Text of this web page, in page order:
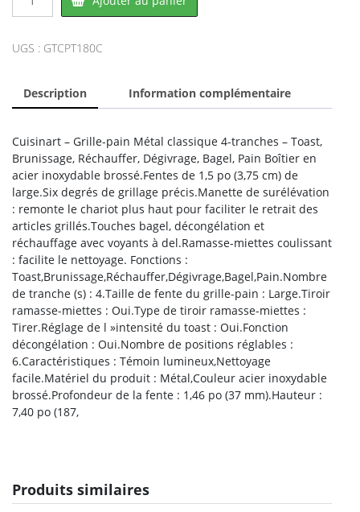
CPT-
UGS : GTCPT180C
Description Information complémentaire
Cuisinart – Grille-pain Métal classique 4-tranches – Toast,
Brunissage, Réchauffer, Dégivrage, Bagel, Pain Boîtier en
acier inoxydable brossé.Fentes de 1,5 po (3,75 cm) de
large.Six degrés de grillage précis.Manette de surélévation
: remonte le chariot plus haut pour faciliter le retrait des
articles grillés.Touches bagel, décongélation et
réchauffage avec voyants à del.Ramasse-miettes coulissant
: facilite le nettoyage. Fonctions :
Toast,Brunissage,Réchauffer,Dégivrage,Bagel,Pain.Nombre
de tranche (s) : 4.Taille de fente du grille-pain : Large.Tiroir
ramasse-miettes : Oui.Type de tiroir ramasse-miettes :
Tirer.Réglage de l »intensité du toast : Oui.Fonction
décongélation : Oui.Nombre de positions réglables :
6.Caractéristiques : Témoin lumineux,Nettoyage
facile.Matériel du produit : Métal,Couleur acier inoxydable
brossé.Profondeur de la fente : 1,46 po (37 mm).Hauteur :
7,40 po (187,
Produits similaires